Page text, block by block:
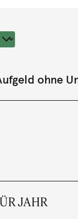
ohne
JAHR